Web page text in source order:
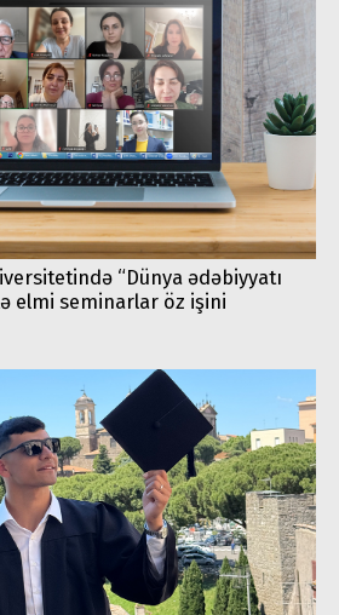
“Dünya ədəbiyyatı
elmi seminarlar öz işini